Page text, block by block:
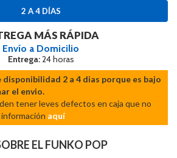
2 A 4 DÍAS
MÁS RÁPIDA
Envío a Domicilio
Entrega:24 horas
2 a 4 dias porque es bajo
el envio.
tener leves defectos en caja que no
información aquí
EL FUNKO POP